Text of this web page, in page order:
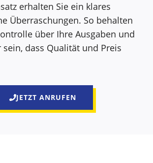
erhalten Sie ein klares
Überraschungen. So behalten
über Ihre Ausgaben und
dass Qualität und Preis
JETZT ANRUFEN